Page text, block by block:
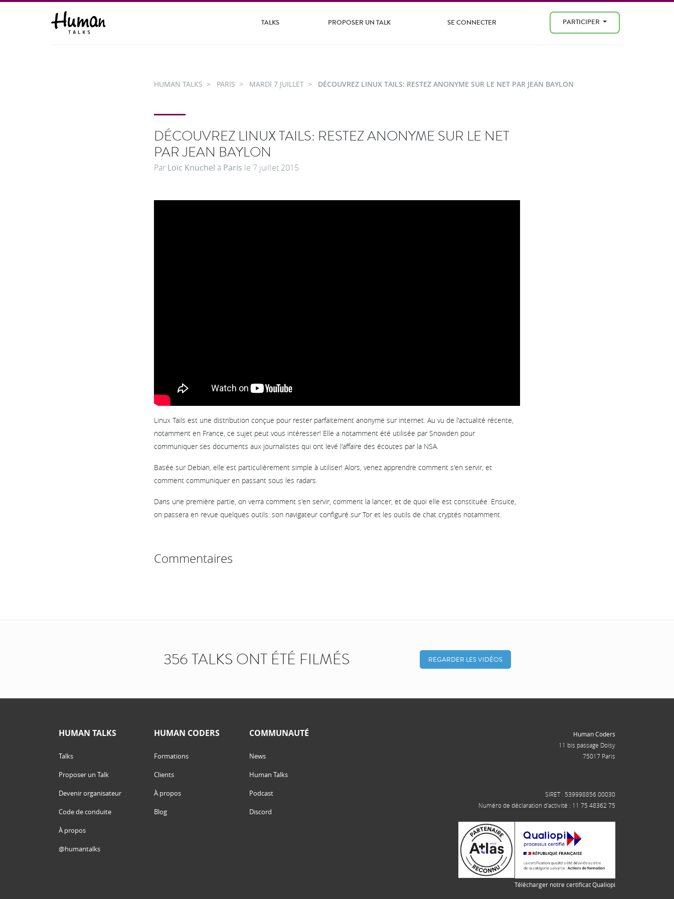
TALKS PROPOSER UN TALK SE CONNECTER PARTICIPER
HUMAN TALKS PARIS MARDI 7 JUILLET DÉCOUVREZ LINUX TAILS: RESTEZ ANONYME SUR LE NET PAR JEAN BAYLON
DÉCOUVREZ LINUX TAILS: RESTEZ ANONYME SUR LE NET
PAR JEAN BAYLON
Par Loïc Knuchel à Paris le 7 juillet 2015
Linux Tails est une distribution conçue pour rester parfaitement anonyme sur internet. Au vu de l'actualité récente,
notamment en France, ce sujet peut vous intéresser! Elle a notamment été utilisée par Snowden pour
communiquer ses documents aux journalistes qui ont levé l'affaire des écoutes par la NSA.
Basée sur Debian, elle est particulièrement simple à utiliser! Alors, venez apprendre comment s'en servir, et
comment communiquer en passant sous les radars.
Dans une première partie, on verra comment s'en servir, comment la lancer, et de quoi elle est constituée. Ensuite,
on passera en revue quelques outils: son navigateur configuré sur Tor et les outils de chat cryptés notamment.
Commentaires
356 TALKS ONT ÉTÉ FILMÉS REGARDER LES VIDÉOS
HUMAN TALKS
Talks
Proposer un Talk
Devenir organisateur
Code de conduite
À propos
@humantalks
HUMAN CODERS
Formations
Clients
À propos
Blog
COMMUNAUTÉ
News
Human Talks
Podcast
Discord
Human Coders
11 bis passage Doisy
75017 Paris
SIRET : 539998856 00030
Numéro de déclaration d'activité : 11 75 48362 75
Télécharger notre certificat Qualiopi